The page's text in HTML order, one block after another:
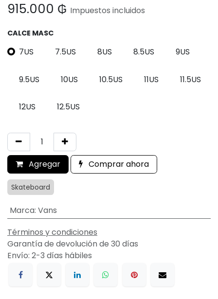
915.000 ₲ Impuestos incluidos
CALCE MASC
7US 7.5US 8US 8.5US 9US
9.5US 10US 10.5US 11US 11.5US
12US 12.5US
Agregar Comprar ahora
Skateboard
Marca: Vans
Términos y condiciones
Garantía de devolución de 30 días
Envío: 2-3 días hábiles